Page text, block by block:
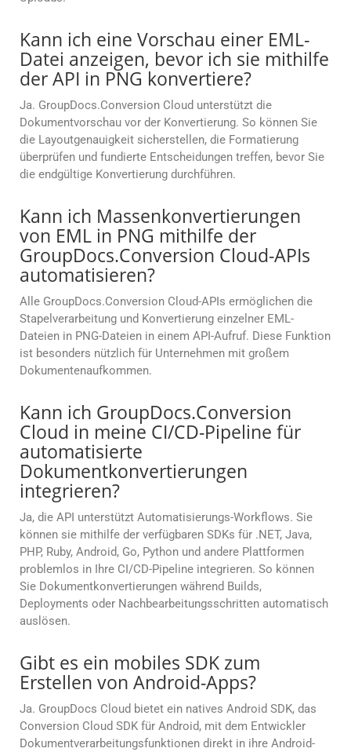
Kann ich eine Vorschau einer EML-
Datei anzeigen, bevor ich sie mithilfe
der API in PNG konvertiere?
Ja. GroupDocs.Conversion Cloud unterstützt die
Dokumentvorschau vor der Konvertierung. So können Sie
die Layoutgenauigkeit sicherstellen, die Formatierung
überprüfen und fundierte Entscheidungen treffen, bevor Sie
die endgültige Konvertierung durchführen.
Kann ich Massenkonvertierungen
von EML in PNG mithilfe der
GroupDocs.Conversion Cloud-APIs
automatisieren?
Alle GroupDocs.Conversion Cloud-APIs ermöglichen die
Stapelverarbeitung und Konvertierung einzelner EML-
Dateien in PNG-Dateien in einem API-Aufruf. Diese Funktion
ist besonders nützlich für Unternehmen mit großem
Dokumentenaufkommen.
Kann ich GroupDocs.Conversion
Cloud in meine CI/CD-Pipeline für
automatisierte
Dokumentkonvertierungen
integrieren?
Ja, die API unterstützt Automatisierungs-Workflows. Sie
können sie mithilfe der verfügbaren SDKs für .NET, Java,
PHP, Ruby, Android, Go, Python und andere Plattformen
problemlos in Ihre CI/CD-Pipeline integrieren. So können
Sie Dokumentkonvertierungen während Builds,
Deployments oder Nachbearbeitungsschritten automatisch
auslösen.
Gibt es ein mobiles SDK zum
Erstellen von Android-Apps?
Ja. GroupDocs Cloud bietet ein natives Android SDK, das
Conversion Cloud SDK für Android, mit dem Entwickler
Dokumentverarbeitungsfunktionen direkt in ihre Android-